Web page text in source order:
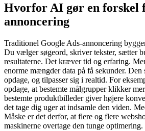
Hvorfor AI gør en forskel
annoncering
Traditionel Google Ads-annoncering
Du vælger søgeord, skriver tekster, sætter
resultaterne. Det kræver tid og erfaring.
enorme mængder data på få sekunder.
opdage, og tilpasser sig i realtid. For
opdage, at bestemte målgrupper klikker
bestemte produktbilleder giver højere
det tage dig uger at indsamle den viden.
Måske er det derfor, at flere og flere
maskinerne overtage den tunge optimering.